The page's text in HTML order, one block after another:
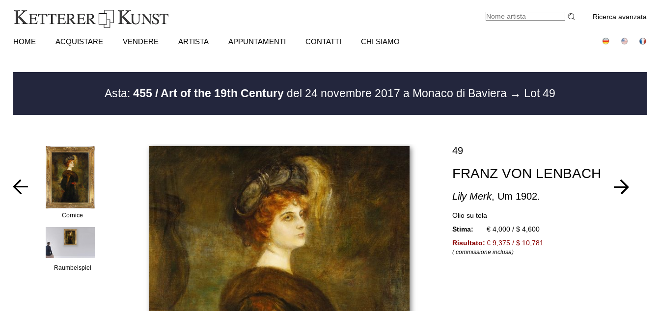
Ricerca avanzata
HOME ACQUISTARE VENDERE ARTISTA APPUNTAMENTI CONTATTI CHI SIAMO
Asta: 455 / Art of the 19th Centurydel 24 novembre 2017 a Monaco di Baviera → Lot 49
Cornice
Raumbeispiel
49
FRANZ VON LENBACH
Lily Merk, Um 1902.
Olio su tela
Stima:
€ 4,000 / $ 4,600
Risultato: € 9,375 / $ 10,781
( commissione inclusa)